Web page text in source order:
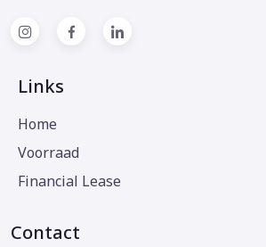
Links
Home
Voorraad
Financial Lease
Contact